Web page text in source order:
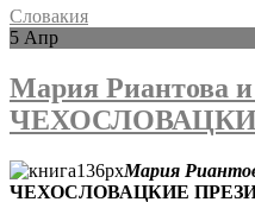
Словакия
5 Апр
Мария Риантова
Мария
ЧЕХОСЛОВАЦКИЕ